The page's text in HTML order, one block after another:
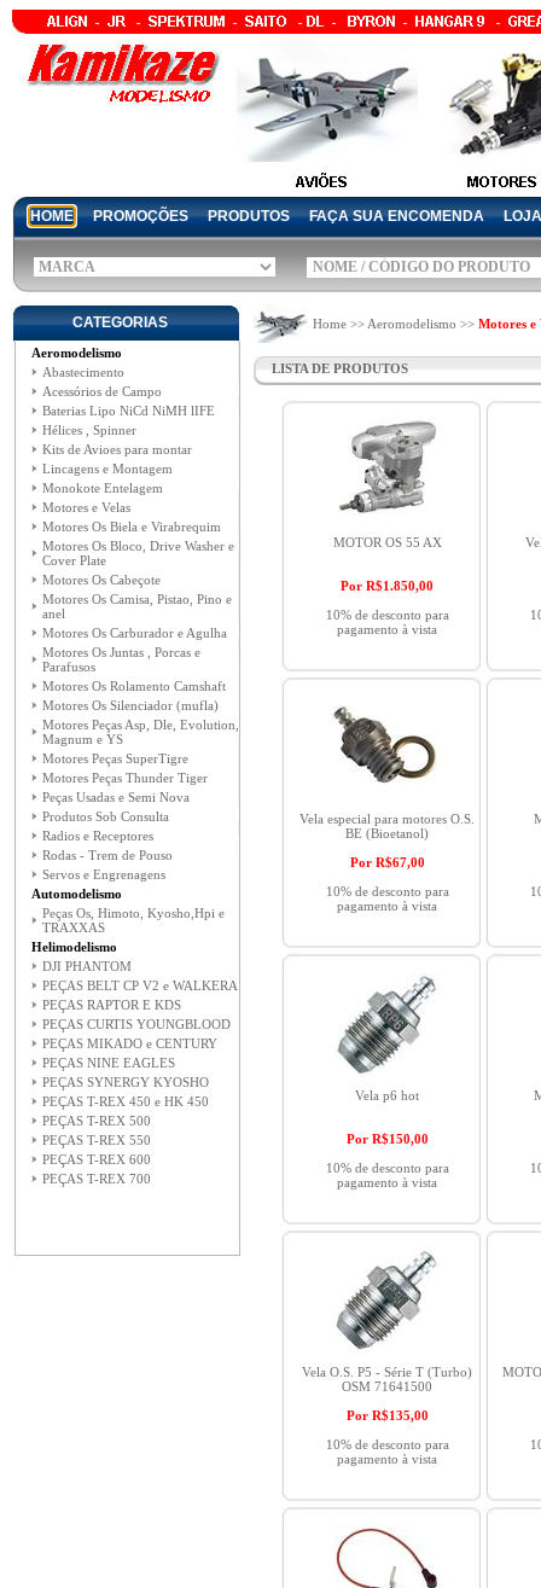
HOME PROMOÇÕES PRODUTOS FAÇA SUA ENCOMENDA LOJA
CATEGORIAS
Aeromodelismo
Abastecimento
Acessórios de Campo
Baterias Lipo NiCd NiMH lIFE
Hélices , Spinner
Kits de Avioes para montar
Lincagens e Montagem
Monokote Entelagem
Motores e Velas
Motores Os Biela e Virabrequim
Motores Os Bloco, Drive Washer e
Cover Plate
Motores Os Cabeçote
Motores Os Camisa, Pistao, Pino e
anel
Motores Os Carburador e Agulha
Motores Os Juntas , Porcas e
Parafusos
Motores Os Rolamento Camshaft
Motores Os Silenciador (mufla)
Motores Peças Asp, Dle, Evolution,
Magnum e YS
Motores Peças SuperTigre
Motores Peças Thunder Tiger
Peças Usadas e Semi Nova
Produtos Sob Consulta
Radios e Receptores
Rodas - Trem de Pouso
Servos e Engrenagens
Automodelismo
Peças Os, Himoto, Kyosho,Hpi e
TRAXXAS
Helimodelismo
DJI PHANTOM
PEÇAS BELT CP V2 e WALKERA
PEÇAS RAPTOR E KDS
PEÇAS CURTIS YOUNGBLOOD
PEÇAS MIKADO e CENTURY
PEÇAS NINE EAGLES
PEÇAS SYNERGY KYOSHO
PEÇAS T-REX 450 e HK 450
PEÇAS T-REX 500
PEÇAS T-REX 550
PEÇAS T-REX 600
PEÇAS T-REX 700
Home >> Aeromodelismo >> Motores e
LISTA DE PRODUTOS
MOTOR OS 55 AX
Por R$1.850,00
10% de desconto para
pagamento à vista
Vela especial para motores O.S.
BE (Bioetanol)
Por R$67,00
10% de desconto para
pagamento à vista
Vela p6 hot
Por R$150,00
10% de desconto para
pagamento à vista
Vela O.S. P5 - Série T (Turbo)
OSM 71641500
Por R$135,00
10% de desconto para
pagamento à vista